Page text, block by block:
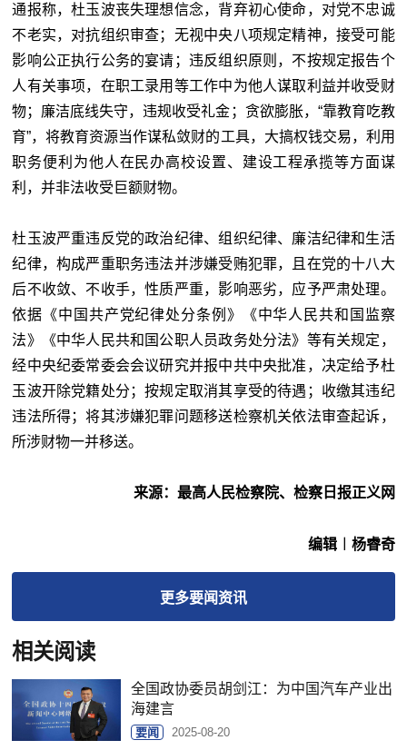
通报称，杜玉波丧失理想信念，背弃初心使命，对党不忠诚
不老实，对抗组织审查；无视中央八项规定精神，接受可能
影响公正执行公务的宴请；违反组织原则，不按规定报告个
人有关事项，在职工录用等工作中为他人谋取利益并收受财
物；廉洁底线失守，违规收受礼金；贪欲膨胀，“靠教育吃教
育”，将教育资源当作谋私敛财的工具，大搞权钱交易，利用
职务便利为他人在民办高校设置、建设工程承揽等方面谋
利，并非法收受巨额财物。
杜玉波严重违反党的政治纪律、组织纪律、廉洁纪律和生活
纪律，构成严重职务违法并涉嫌受贿犯罪，且在党的十八大
后不收敛、不收手，性质严重，影响恶劣，应予严肃处理。
依据《中国共产党纪律处分条例》《中华人民共和国监察
法》《中华人民共和国公职人员政务处分法》等有关规定，
经中央纪委常委会会议研究并报中共中央批准，决定给予杜
玉波开除党籍处分；按规定取消其享受的待遇；收缴其违纪
违法所得；将其涉嫌犯罪问题移送检察机关依法审查起诉，
所涉财物一并移送。
来源：最高人民检察院、检察日报正义网
编辑︱杨睿奇
更多要闻资讯
相关阅读
全国政协委员胡剑江：为中国汽车产业出
海建言
要闻 2025-08-20